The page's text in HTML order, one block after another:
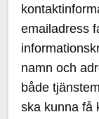
emailadress
namn och
både
ska kunna få